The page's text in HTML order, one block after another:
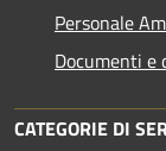
Personale
Documenti e
CATEGORIE DI